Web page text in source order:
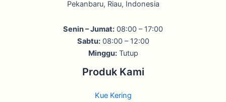
Pekanbaru, Riau, Indonesia
Senin – Jumat: 08:00 – 17:00
Sabtu:08:00 – 12:00
Minggu:Tutup
Produk Kami
Kue Kering